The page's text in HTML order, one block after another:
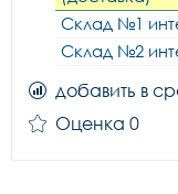
Склад №1
Склад №2
добавить в
Оценка 0